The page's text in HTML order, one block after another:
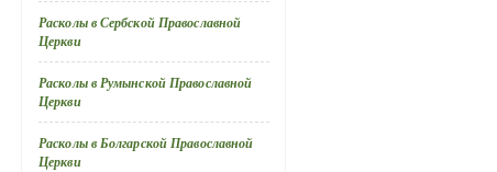
Расколы в Сербской Православной
Церкви
Расколы в Румынской Православной
Церкви
Расколы в Болгарской Православной
Церкви